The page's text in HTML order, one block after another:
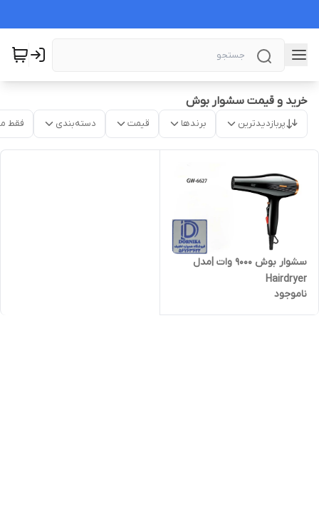
خرید و قیمت سشوار بوش
پربازدیدترین برندها قیمت دسته‌بندی فقط
سشوار بوش 9000 وات |مدل
Hairdryer
ناموجود